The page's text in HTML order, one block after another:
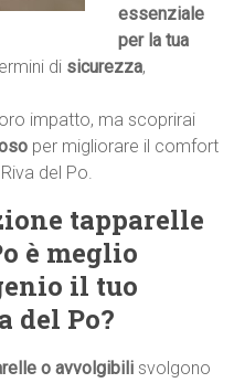
essenziale
per la tua
di sicurezza,
impatto, ma scoprirai
per migliorare il comfort
del Po.
tapparelle
è meglio
il tuo
del Po?
o avvolgibili svolgono